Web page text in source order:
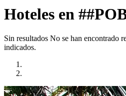
Hoteles en
Sin resultados No se han encontrado
indicados.